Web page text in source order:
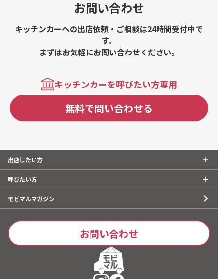
お問い合わせ
キッチンカーへの出店依頼・ご相談は24時間受付中で
す。
まずはお気軽にお問い合わせください。
キッチンカーを呼びたい方専用
無料で問い合わせる
出店したい方
呼びたい方
モビマルマガジン
お問い合わせ